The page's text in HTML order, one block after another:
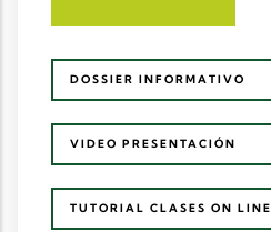
DOSSIER INFORMATIVO
VIDEO PRESENTACIÓN
TUTORIAL CLASES ON LINE